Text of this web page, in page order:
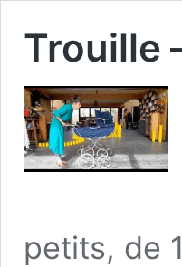
Trouille
petits, de